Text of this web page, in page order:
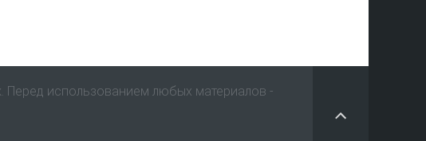
Перед использованием любых материалов -